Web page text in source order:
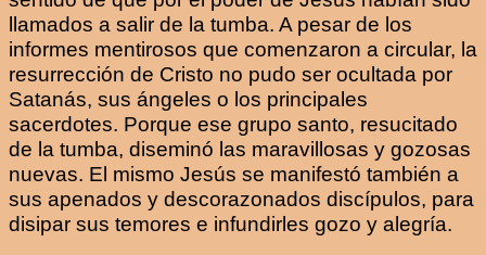
llamados a salir de la tumba. A pesar de los
informes mentirosos que comenzaron a circular, la
resurrección de Cristo no pudo ser ocultada por
Satanás, sus ángeles o los principales
sacerdotes. Porque ese grupo santo, resucitado
de la tumba, diseminó las maravillosas y gozosas
nuevas. El mismo Jesús se manifestó también a
sus apenados y descorazonados discípulos, para
disipar sus temores e infundirles gozo y alegría.